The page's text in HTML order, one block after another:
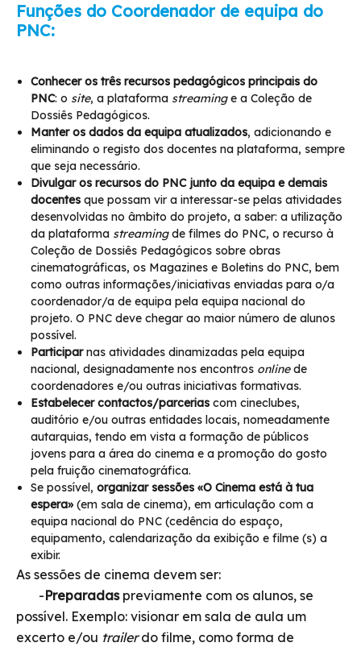
Funções do Coordenador de equipa do
PNC:
Conhecer os três recursos pedagógicos principais do
PNC: o site, a plataforma streaminge a Coleção de
Dossiês Pedagógicos.
Manter os dados da equipa atualizados, adicionando e
eliminando o registo dos docentes na plataforma, sempre
que seja necessário.
Divulgar os recursos do PNC junto da equipa e demais
docentes que possam vir a interessar-se pelas atividades
desenvolvidas no âmbito do projeto, a saber: a utilização
da plataforma streamingde filmes do PNC, o recurso à
Coleção de Dossiês Pedagógicos sobre obras
cinematográficas, os Magazines e Boletins do PNC, bem
como outras informações/iniciativas enviadas para o/a
coordenador/a de equipa pela equipa nacional do
projeto. O PNC deve chegar ao maior número de alunos
possível.
Participarnas atividades dinamizadas pela equipa
nacional, designadamente nos encontros onlinede
coordenadores e/ou outras iniciativas formativas.
Estabelecer contactos/parcerias com cineclubes,
auditório e/ou outras entidades locais, nomeadamente
autarquias, tendo em vista a formação de públicos
jovens para a área do cinema e a promoção do gosto
pela fruição cinematográfica.
Se possível, organizar sessões «O Cinema está à tua
espera»(em sala de cinema), em articulação com a
equipa nacional do PNC (cedência do espaço,
equipamento, calendarização da exibição e filme (s) a
exibir.
As sessões de cinema devem ser:
-Preparadaspreviamente com os alunos, se
possível. Exemplo: visionar em sala de aula um
excerto e/ou trailerdo filme, como forma de